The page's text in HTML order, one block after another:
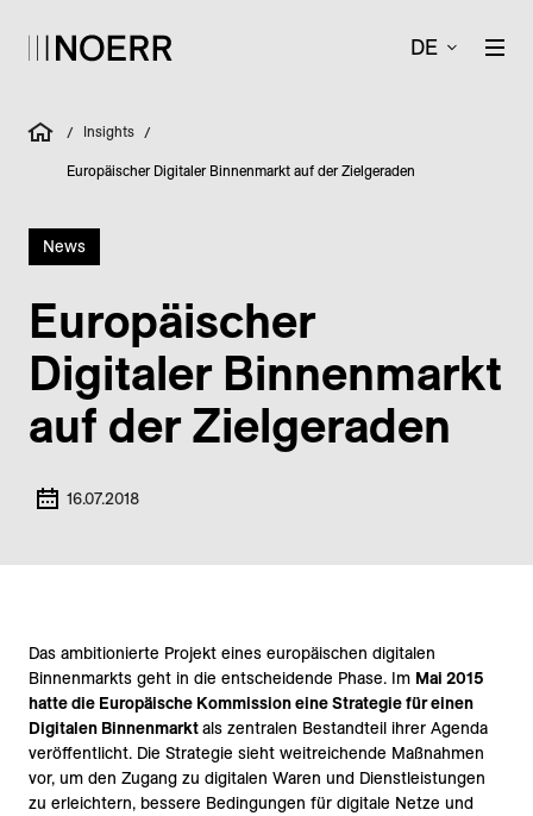
DE
/ Insights /
Europäischer Digitaler Binnenmarkt auf der Zielgeraden
News
Europäischer
Digitaler Binnenmarkt
auf der Zielgeraden
16.07.2018
Das ambitionierte Projekt eines europäischen digitalen
Binnenmarkts geht in die entscheidende Phase. Im Mai 2015
hatte die Europäische Kommission eine Strategie für einen
Digitalen Binnenmarktals zentralen Bestandteil ihrer Agenda
veröffentlicht. Die Strategie sieht weitreichende Maßnahmen
vor, um den Zugang zu digitalen Waren und Dienstleistungen
zu erleichtern, bessere Bedingungen für digitale Netze und